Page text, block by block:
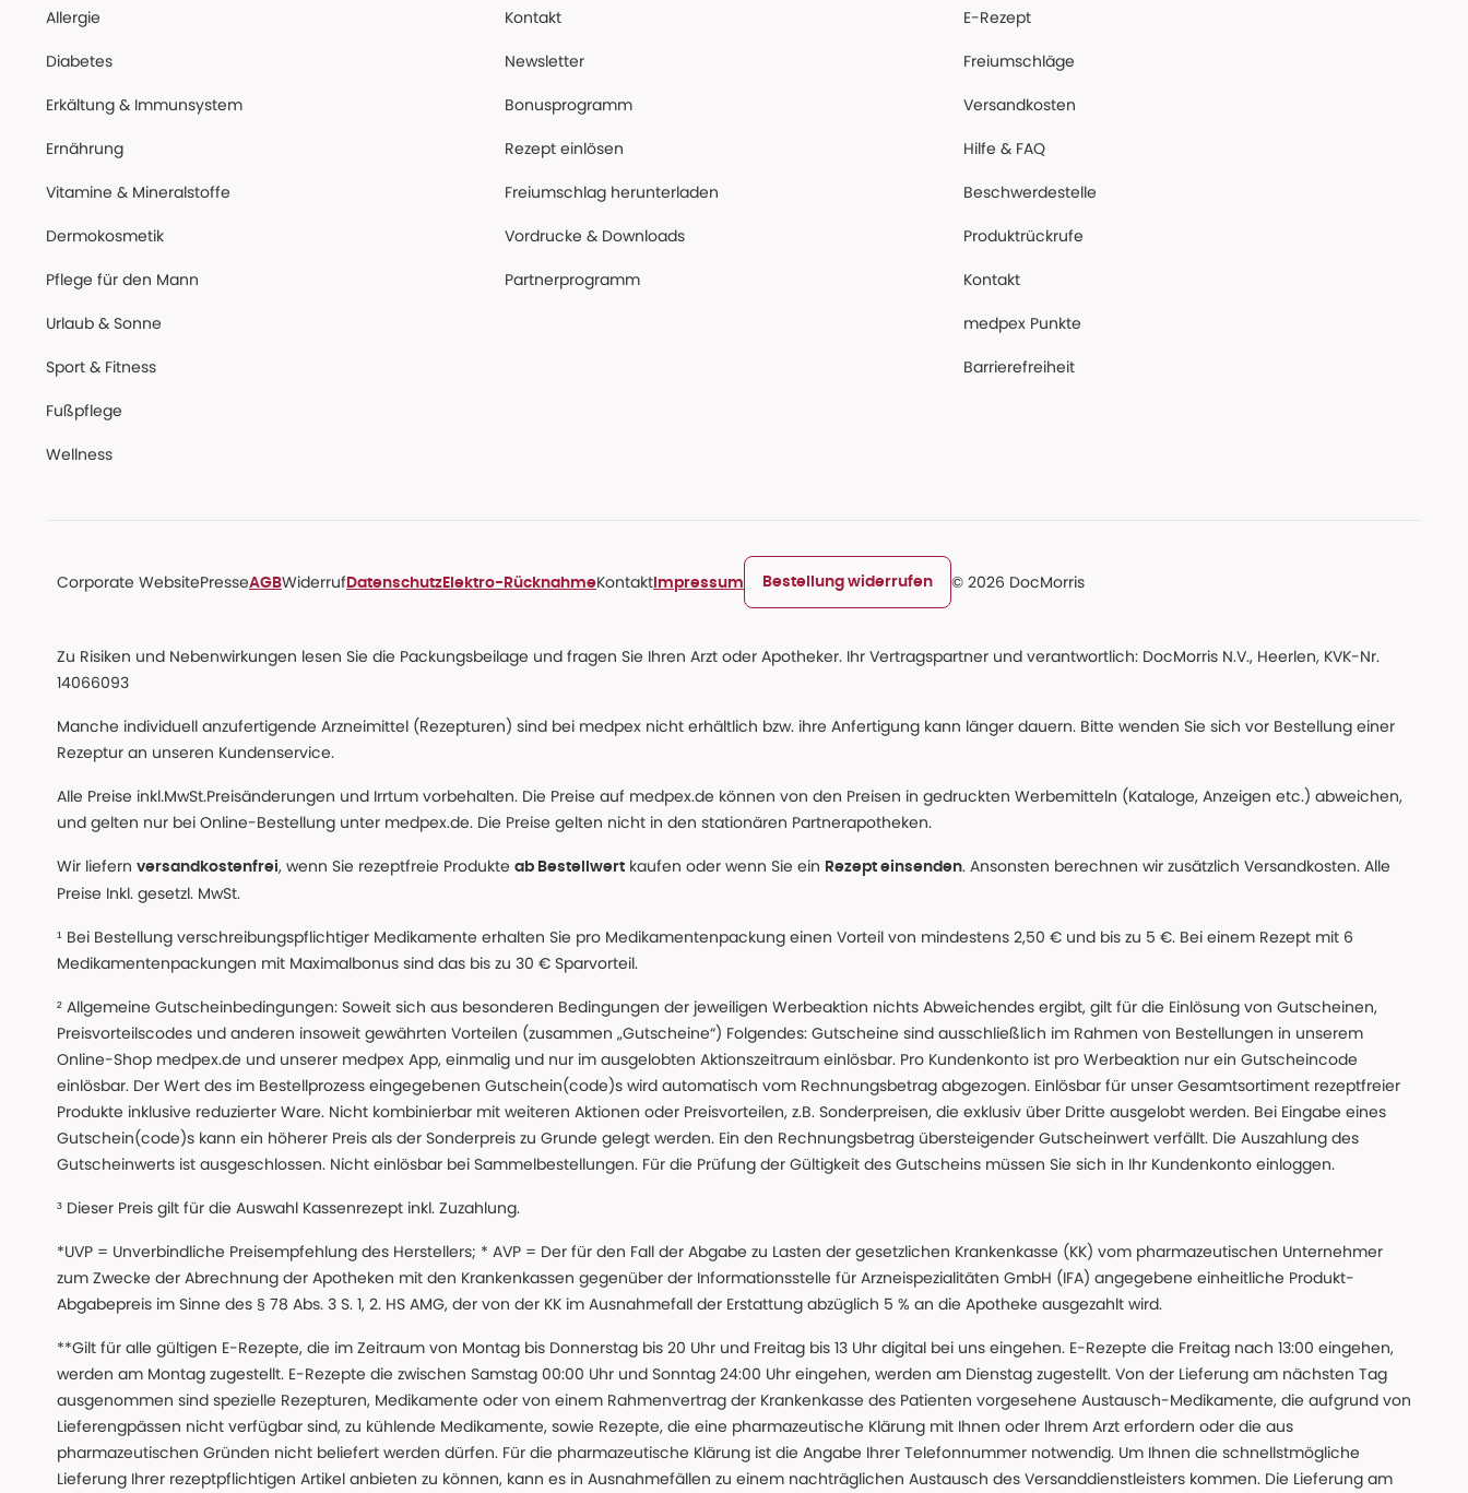
Allergie
Diabetes
Erkältung & Immunsystem
Ernährung
Vitamine & Mineralstoffe
Dermokosmetik
Pflege für den Mann
Urlaub & Sonne
Sport & Fitness
Fußpflege
Wellness
Kontakt
Newsletter
Bonusprogramm
Rezept einlösen
Freiumschlag herunterladen
Vordrucke & Downloads
Partnerprogramm
E-Rezept
Freiumschläge
Versandkosten
Hilfe & FAQ
Beschwerdestelle
Produktrückrufe
Kontakt
medpex Punkte
Barrierefreiheit
Corporate WebsitePresseAGBWiderruf Datenschutz Elektro-RücknahmeKontakt Impressum Bestellung widerrufen © 2026 DocMorris
Zu Risiken und Nebenwirkungen lesen Sie die Packungsbeilage und fragen Sie Ihren Arzt oder Apotheker. Ihr Vertragspartner und verantwortlich: DocMorris N.V., Heerlen, KVK-Nr.
14066093
Manche individuell anzufertigende Arzneimittel (Rezepturen) sind bei medpex nicht erhältlich bzw. ihre Anfertigung kann länger dauern. Bitte wenden Sie sich vor Bestellung einer
Rezeptur an unseren Kundenservice.
Alle Preise inkl.MwSt.Preisänderungen und Irrtum vorbehalten. Die Preise auf medpex.de können von den Preisen in gedruckten Werbemitteln (Kataloge, Anzeigen etc.) abweichen,
und gelten nur bei Online-Bestellung unter medpex.de. Die Preise gelten nicht in den stationären Partnerapotheken.
Wir liefern versandkostenfrei, wenn Sie rezeptfreie Produkte ab Bestellwert kaufen oder wenn Sie ein Rezept einsenden. Ansonsten berechnen wir zusätzlich Versandkosten. Alle
Preise Inkl. gesetzl. MwSt.
¹ Bei Bestellung verschreibungspflichtiger Medikamente erhalten Sie pro Medikamentenpackung einen Vorteil von mindestens 2,50 € und bis zu 5 €. Bei einem Rezept mit 6
Medikamentenpackungen mit Maximalbonus sind das bis zu 30 € Sparvorteil.
² Allgemeine Gutscheinbedingungen: Soweit sich aus besonderen Bedingungen der jeweiligen Werbeaktion nichts Abweichendes ergibt, gilt für die Einlösung von Gutscheinen,
Preisvorteilscodes und anderen insoweit gewährten Vorteilen (zusammen „Gutscheine“) Folgendes: Gutscheine sind ausschließlich im Rahmen von Bestellungen in unserem
Online-Shop medpex.de und unserer medpex App, einmalig und nur im ausgelobten Aktionszeitraum einlösbar. Pro Kundenkonto ist pro Werbeaktion nur ein Gutscheincode
einlösbar. Der Wert des im Bestellprozess eingegebenen Gutschein(code)s wird automatisch vom Rechnungsbetrag abgezogen. Einlösbar für unser Gesamtsortiment rezeptfreier
Produkte inklusive reduzierter Ware. Nicht kombinierbar mit weiteren Aktionen oder Preisvorteilen, z.B. Sonderpreisen, die exklusiv über Dritte ausgelobt werden. Bei Eingabe eines
Gutschein(code)s kann ein höherer Preis als der Sonderpreis zu Grunde gelegt werden. Ein den Rechnungsbetrag übersteigender Gutscheinwert verfällt. Die Auszahlung des
Gutscheinwerts ist ausgeschlossen. Nicht einlösbar bei Sammelbestellungen. Für die Prüfung der Gültigkeit des Gutscheins müssen Sie sich in Ihr Kundenkonto einloggen.
³ Dieser Preis gilt für die Auswahl Kassenrezept inkl. Zuzahlung.
*UVP = Unverbindliche Preisempfehlung des Herstellers; * AVP = Der für den Fall der Abgabe zu Lasten der gesetzlichen Krankenkasse (KK) vom pharmazeutischen Unternehmer
zum Zwecke der Abrechnung der Apotheken mit den Krankenkassen gegenüber der Informationsstelle für Arzneispezialitäten GmbH (IFA) angegebene einheitliche Produkt-
Abgabepreis im Sinne des § 78 Abs. 3 S. 1, 2. HS AMG, der von der KK im Ausnahmefall der Erstattung abzüglich 5 % an die Apotheke ausgezahlt wird.
**Gilt für alle gültigen E-Rezepte, die im Zeitraum von Montag bis Donnerstag bis 20 Uhr und Freitag bis 13 Uhr digital bei uns eingehen. E-Rezepte die Freitag nach 13:00 eingehen,
werden am Montag zugestellt. E-Rezepte die zwischen Samstag 00:00 Uhr und Sonntag 24:00 Uhr eingehen, werden am Dienstag zugestellt. Von der Lieferung am nächsten Tag
ausgenommen sind spezielle Rezepturen, Medikamente oder von einem Rahmenvertrag der Krankenkasse des Patienten vorgesehene Austausch-Medikamente, die aufgrund von
Lieferengpässen nicht verfügbar sind, zu kühlende Medikamente, sowie Rezepte, die eine pharmazeutische Klärung mit Ihnen oder Ihrem Arzt erfordern oder die aus
pharmazeutischen Gründen nicht beliefert werden dürfen. Für die pharmazeutische Klärung ist die Angabe Ihrer Telefonnummer notwendig. Um Ihnen die schnellstmögliche
Lieferung Ihrer rezeptpflichtigen Artikel anbieten zu können, kann es in Ausnahmefällen zu einem nachträglichen Austausch des Versanddienstleisters kommen. Die Lieferung am